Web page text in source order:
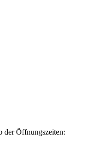
der Öffnungszeiten: